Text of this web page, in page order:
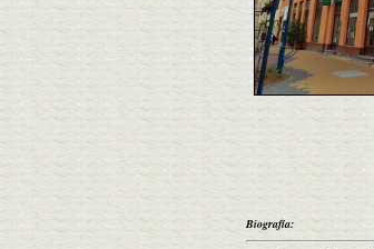
Biografía: